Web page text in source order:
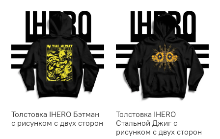
Толстовка IHERO Бэтман
c рисунком с двух сторон
Толстовка IHERO
Стальной Джиг c
рисунком с двух сторон